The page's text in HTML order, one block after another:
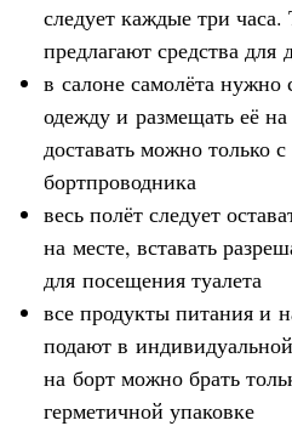
следует каждые три
предлагают средства
в салоне самолёта
одежду и размещать её
доставать можно только
бортпроводника
весь полёт следует
на месте, вставать
для посещения туалета
все продукты питания и
подают в
на борт можно брать
герметичной упаковке